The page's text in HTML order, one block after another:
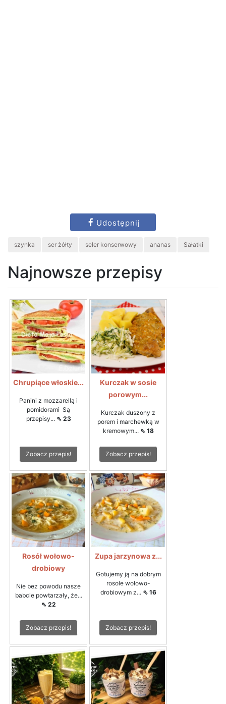
Udostępnij
szynka ser żółty seler konserwowy ananas Sałatki
Najnowsze przepisy
Chrupiące włoskie...
Panini z mozzarellą i
pomidorami Są
przepisy... ⇖ 23
Zobacz przepis!
Kurczak w sosie
porowym...
Kurczak duszony z
porem i marchewką w
kremowym... ⇖ 18
Zobacz przepis!
Rosół wołowo-
drobiowy
Nie bez powodu nasze
babcie powtarzały, że...
⇖ 22
Zobacz przepis!
Zupa jarzynowa z...
Gotujemy ją na dobrym
rosole wołowo-
drobiowym z... ⇖ 16
Zobacz przepis!